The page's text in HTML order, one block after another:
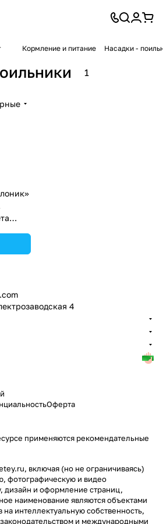
Кормление и питание Насадки -
1
4
Оферта
применяются рекомендательные
включая (но не ограничиваясь)
фотографическую и видео
дизайн и оформление страниц,
наименование являются объектами
на интеллектуальную собственность,
и международными